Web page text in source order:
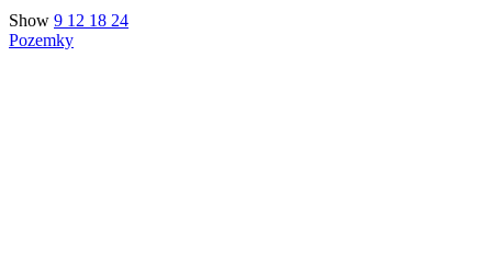
Show 9 12 18 24
Pozemky